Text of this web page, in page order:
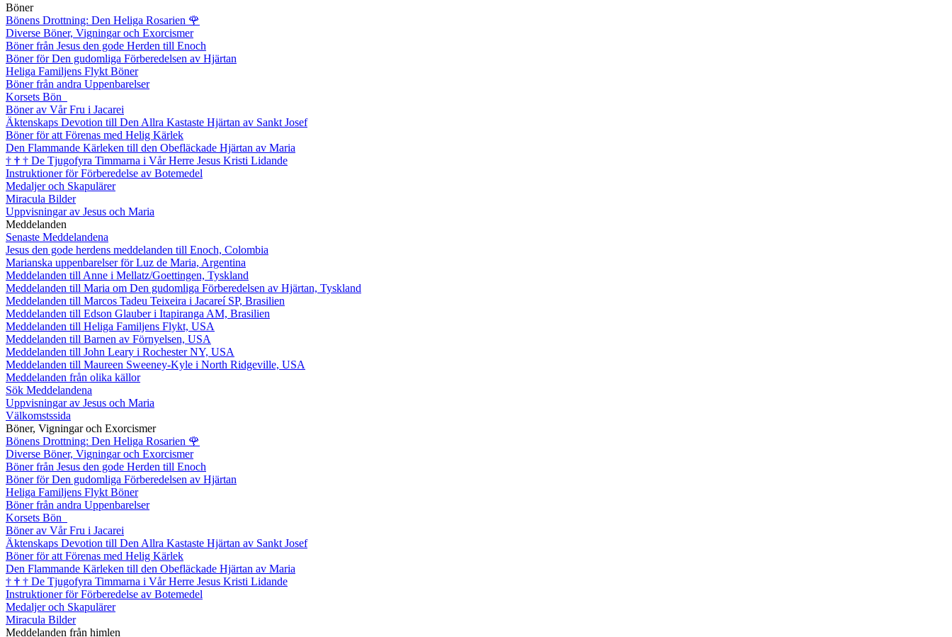
Böner
Bönens Drottning: Den Heliga Rosarien 🌹
Diverse Böner, Vigningar och Exorcismer
Böner från Jesus den gode Herden till Enoch
Böner för Den gudomliga Förberedelsen av Hjärtan
Heliga Familjens Flykt Böner
Böner från andra Uppenbarelser
Korsets Bön
Böner av Vår Fru i Jacarei
Äktenskaps Devotion till Den Allra Kastaste Hjärtan av Sankt Josef
Böner för att Förenas med Helig Kärlek
Den Flammande Kärleken till den Obefläckade Hjärtan av Maria
† † † De Tjugofyra Timmarna i Vår Herre Jesus Kristi Lidande
Instruktioner för Förberedelse av Botemedel
Medaljer och Skapulärer
Miracula Bilder
Uppvisningar av Jesus och Maria
Meddelanden
Senaste Meddelandena
Jesus den gode herdens meddelanden till Enoch, Colombia
Marianska uppenbarelser för Luz de Maria, Argentina
Meddelanden till Anne i Mellatz/Goettingen, Tyskland
Meddelanden till Maria om Den gudomliga Förberedelsen av Hjärtan, Tyskland
Meddelanden till Marcos Tadeu Teixeira i Jacareí SP, Brasilien
Meddelanden till Edson Glauber i Itapiranga AM, Brasilien
Meddelanden till Heliga Familjens Flykt, USA
Meddelanden till Barnen av Förnyelsen, USA
Meddelanden till John Leary i Rochester NY, USA
Meddelanden till Maureen Sweeney-Kyle i North Ridgeville, USA
Meddelanden från olika källor
Sök Meddelandena
Uppvisningar av Jesus och Maria
Välkomstssida
Böner, Vigningar och Exorcismer
Bönens Drottning: Den Heliga Rosarien 🌹
Diverse Böner, Vigningar och Exorcismer
Böner från Jesus den gode Herden till Enoch
Böner för Den gudomliga Förberedelsen av Hjärtan
Heliga Familjens Flykt Böner
Böner från andra Uppenbarelser
Korsets Bön
Böner av Vår Fru i Jacarei
Äktenskaps Devotion till Den Allra Kastaste Hjärtan av Sankt Josef
Böner för att Förenas med Helig Kärlek
Den Flammande Kärleken till den Obefläckade Hjärtan av Maria
† † † De Tjugofyra Timmarna i Vår Herre Jesus Kristi Lidande
Instruktioner för Förberedelse av Botemedel
Medaljer och Skapulärer
Miracula Bilder
Meddelanden från himlen